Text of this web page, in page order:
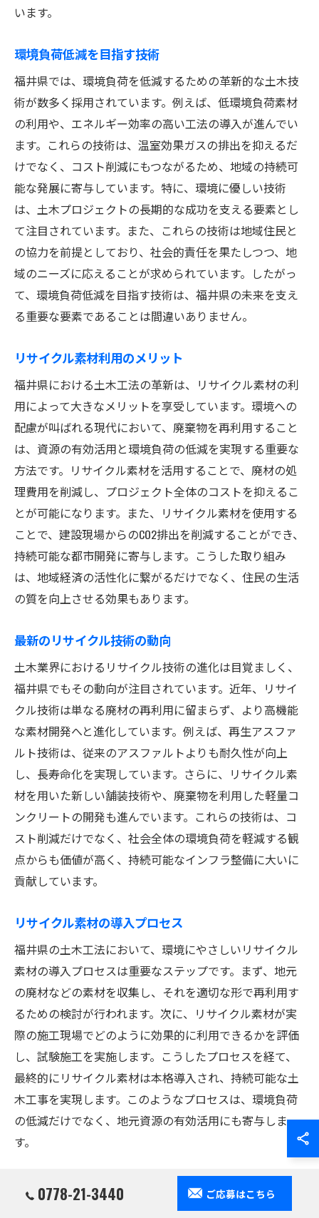
います。
環境負荷低減を目指す技術
福井県では、環境負荷を低減するための革新的な土木技
術が数多く採用されています。例えば、低環境負荷素材
の利用や、エネルギー効率の高い工法の導入が進んでい
ます。これらの技術は、温室効果ガスの排出を抑えるだ
けでなく、コスト削減にもつながるため、地域の持続可
能な発展に寄与しています。特に、環境に優しい技術
は、土木プロジェクトの長期的な成功を支える要素とし
て注目されています。また、これらの技術は地域住民と
の協力を前提としており、社会的責任を果たしつつ、地
域のニーズに応えることが求められています。したがっ
て、環境負荷低減を目指す技術は、福井県の未来を支え
る重要な要素であることは間違いありません。
リサイクル素材利用のメリット
福井県における土木工法の革新は、リサイクル素材の利
用によって大きなメリットを享受しています。環境への
配慮が叫ばれる現代において、廃棄物を再利用すること
は、資源の有効活用と環境負荷の低減を実現する重要な
方法です。リサイクル素材を活用することで、廃材の処
理費用を削減し、プロジェクト全体のコストを抑えるこ
とが可能になります。また、リサイクル素材を使用する
ことで、建設現場からのCO2排出を削減することができ、
持続可能な都市開発に寄与します。こうした取り組み
は、地域経済の活性化に繋がるだけでなく、住民の生活
の質を向上させる効果もあります。
最新のリサイクル技術の動向
土木業界におけるリサイクル技術の進化は目覚ましく、
福井県でもその動向が注目されています。近年、リサイ
クル技術は単なる廃材の再利用に留まらず、より高機能
な素材開発へと進化しています。例えば、再生アスファ
ルト技術は、従来のアスファルトよりも耐久性が向上
し、長寿命化を実現しています。さらに、リサイクル素
材を用いた新しい舗装技術や、廃棄物を利用した軽量コ
ンクリートの開発も進んでいます。これらの技術は、コ
スト削減だけでなく、社会全体の環境負荷を軽減する観
点からも価値が高く、持続可能なインフラ整備に大いに
貢献しています。
リサイクル素材の導入プロセス
福井県の土木工法において、環境にやさしいリサイクル
素材の導入プロセスは重要なステップです。まず、地元
の廃材などの素材を収集し、それを適切な形で再利用す
るための検討が行われます。次に、リサイクル素材が実
際の施工現場でどのように効果的に利用できるかを評価
し、試験施工を実施します。こうしたプロセスを経て、
最終的にリサイクル素材は本格導入され、持続可能な土
木工事を実現します。このようなプロセスは、環境負荷
の低減だけでなく、地元資源の有効活用にも寄与しま
す。
使用事例から学ぶリサイクル技術
リサイクル技術の使用事例は、福井県における土木工法
0778-21-3440 ご応募はこちら